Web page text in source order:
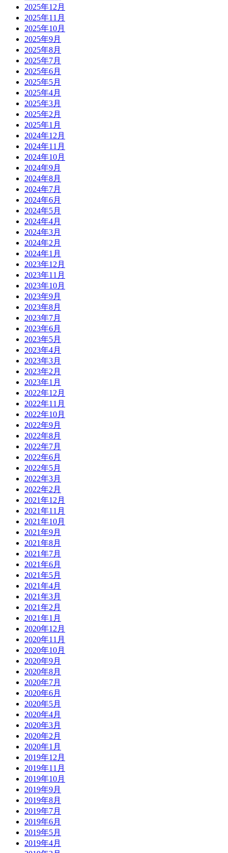
2025年12月
2025年11月
2025年10月
2025年9月
2025年8月
2025年7月
2025年6月
2025年5月
2025年4月
2025年3月
2025年2月
2025年1月
2024年12月
2024年11月
2024年10月
2024年9月
2024年8月
2024年7月
2024年6月
2024年5月
2024年4月
2024年3月
2024年2月
2024年1月
2023年12月
2023年11月
2023年10月
2023年9月
2023年8月
2023年7月
2023年6月
2023年5月
2023年4月
2023年3月
2023年2月
2023年1月
2022年12月
2022年11月
2022年10月
2022年9月
2022年8月
2022年7月
2022年6月
2022年5月
2022年3月
2022年2月
2021年12月
2021年11月
2021年10月
2021年9月
2021年8月
2021年7月
2021年6月
2021年5月
2021年4月
2021年3月
2021年2月
2021年1月
2020年12月
2020年11月
2020年10月
2020年9月
2020年8月
2020年7月
2020年6月
2020年5月
2020年4月
2020年3月
2020年2月
2020年1月
2019年12月
2019年11月
2019年10月
2019年9月
2019年8月
2019年7月
2019年6月
2019年5月
2019年4月